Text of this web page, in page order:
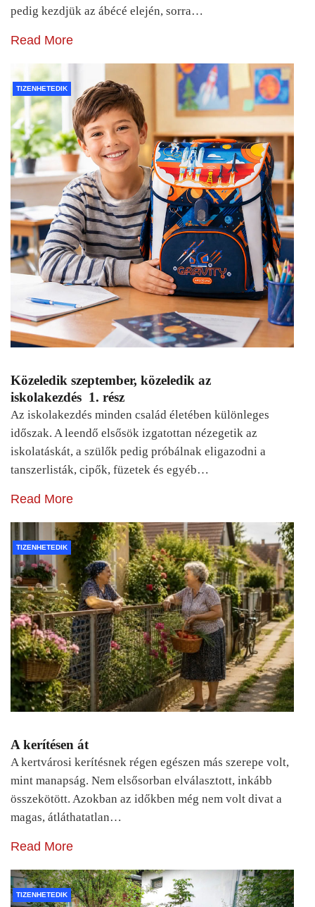
pedig kezdjük az ábécé elején, sorra…
Read More
TIZENHETEDIK
Közeledik szeptember, közeledik az
iskolakezdés 1. rész
Az iskolakezdés minden család életében különleges
időszak. A leendő elsősök izgatottan nézegetik az
iskolatáskát, a szülők pedig próbálnak eligazodni a
tanszerlisták, cipők, füzetek és egyéb…
Read More
TIZENHETEDIK
A kerítésen át
A kertvárosi kerítésnek régen egészen más szerepe volt,
mint manapság. Nem elsősorban elválasztott, inkább
összekötött. Azokban az időkben még nem volt divat a
magas, átláthatatlan…
Read More
TIZENHETEDIK